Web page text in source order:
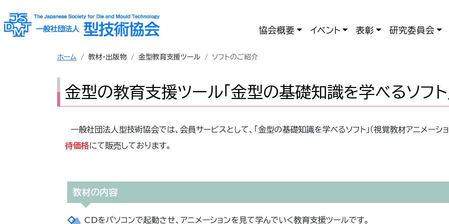
協会概要 イベント 表彰 研究委員会
ホーム 教材・出版物 金型教育支援ツール ソフトのご紹介
金型の教育支援ツール「金型の基礎知識を学べるソフト
一般社団法人型技術協会では、会員サービスとして、「金型の基礎知識を学べるソフト」（視覚教材アニメー
待価格にて販売しております。
教材の内容
CDをパソコンで起動させ、アニメーションを見て学んでいく教育支援ツールです。